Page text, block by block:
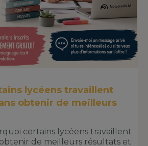
lycéens travaillent
obtenir de meilleurs
certains lycéens travaillent
de meilleurs résultats et